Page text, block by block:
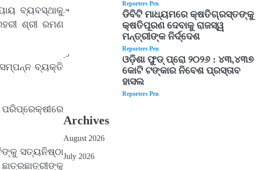
ବ୍ୟବସ୍ଥାକୁ
ଶ୍ରୀ ରମଣ
ସମ୍ପନ୍ନ ବ୍ୟକ୍ତି
ସତ୍ୟନିଷ୍ଠା
Reporters Pen
4
ଡିବିଟି ମାଧ୍ୟମରେ କ୍ଷତିଗ୍ରସ୍ତଙ୍କୁ
କ୍ଷତିପୂରଣ ଦେବାକୁ ରାଜସ୍ୱ
ମନ୍ତ୍ରୀଙ୍କ ନିର୍ଦ୍ଦେଶ
Reporters Pen
5
ଓଡ଼ିଶା ଫୁଡ୍ ପ୍ରୋ ୨୦୨୬ : ୪୩,୪୩୭
କୋଟି ଟଙ୍କାର ନିବେଶ ପ୍ରସ୍ତାବ
ହାସଲ
Reporters Pen
Archives
August 2026
July 2026